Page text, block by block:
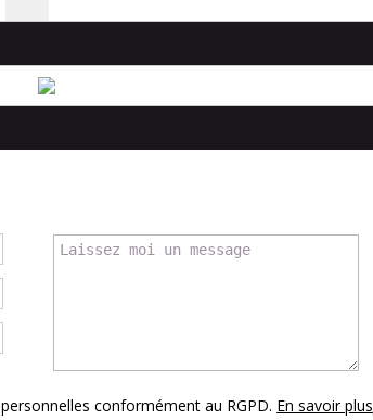
conformément au RGPD. En savoir plus